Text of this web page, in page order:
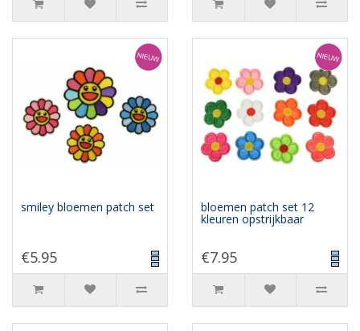
smiley bloemen patch set
€5.95
bloemen patch set 12
kleuren opstrijkbaar
€7.95